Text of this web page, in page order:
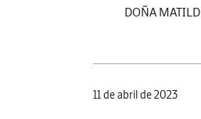
DOÑA
11 de abril de 2023